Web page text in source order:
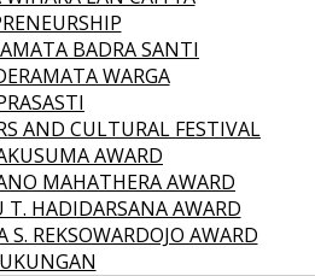
BADRA SANTI
WARGA
AND CULTURAL FESTIVAL
AWARD
MAHATHERA AWARD
T. HADIDARSANA AWARD
REKSOWARDOJO AWARD